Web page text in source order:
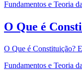
Fundamentos e Teoria
O Que é
O Que é Constituição?
Fundamentos e Teoria